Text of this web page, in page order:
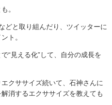
。
どと取り組んだり、ツイッターに
ト。
“見える化”して、自分の成長を
クササイズ続いて、石神さんに
消するエクササイズを教えても